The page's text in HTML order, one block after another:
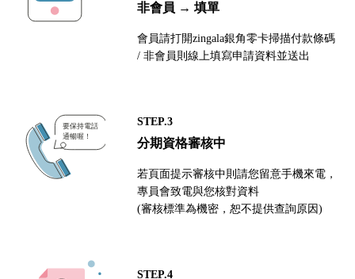
非會員 → 填單
會員請打開zingala銀角零卡掃描付款條碼
/ 非會員則線上填寫申請資料並送出
STEP.3
分期資格審核中
若頁面提示審核中則請您留意手機來電，
專員會致電與您核對資料
(審核標準為機密，恕不提供查詢原因)
STEP.4